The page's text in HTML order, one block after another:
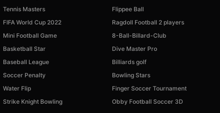
Tennis Masters
Flippee Ball
FIFA World Cup 2022
Ragdoll Football 2 players
Mini Football Game
8-Ball-Billard-Club
Basketball Star
Dive Master Pro
Baseball League
Billiards golf
Soccer Penalty
Bowling Stars
Water Flip
Finger Soccer Tournament
Strike Knight Bowling
Obby Football Soccer 3D